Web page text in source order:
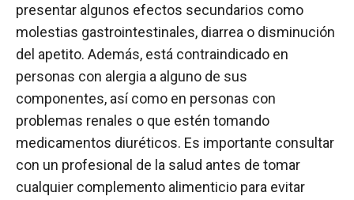
presentar algunos efectos secundarios como
molestias gastrointestinales, diarrea o disminución
del apetito. Además, está contraindicado en
personas con alergia a alguno de sus
componentes, así como en personas con
problemas renales o que estén tomando
medicamentos diuréticos. Es importante consultar
con un profesional de la salud antes de tomar
cualquier complemento alimenticio para evitar